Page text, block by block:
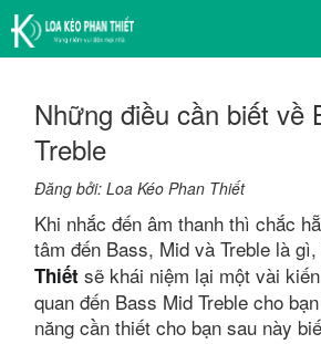
Những điều cần biết về
Treble
Đăng bởi: Loa Kéo Phan Thiết
Khi nhắc đến âm thanh thì chắc
tâm đến Bass, Mid và Treble là gì,
Thiết sẽ khái niệm lại một vài
quan đến Bass Mid Treble cho
năng cần thiết cho bạn sau này